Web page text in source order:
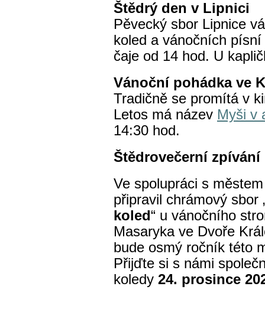
Štědrý den v Lipnici
Pěvecký sbor Lipnice
koled a vánočních
čaje od 14 hod. U
Vánoční pohádka ve
Tradičně se promítá v
Letos má název Myši v
14:30 hod.
Štědrovečerní zpívání
Ve spolupráci s
připravil chrámový sbor
koled“ u vánočního
Masaryka ve Dvoře
bude osmý ročník této
Přijďte si s námi
koledy 24. prosince